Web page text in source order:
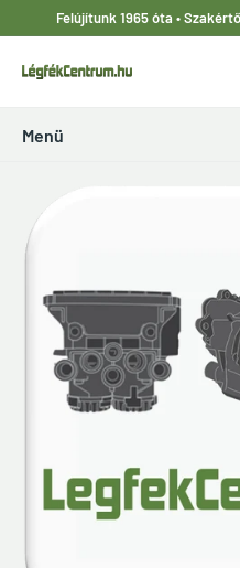
tartalomhoz
Felújítunk 1965 óta •
LegfekCentrum.hu
Menü